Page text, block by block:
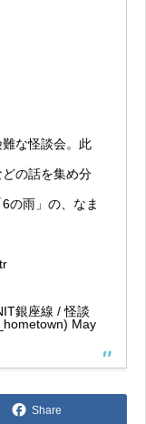
な怪談会。此
の話を集め分
の雨」の、なま
銀座線 / 怪談
May
Share